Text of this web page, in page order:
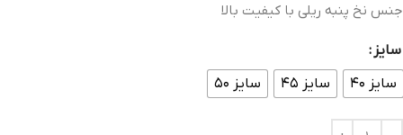
جنس نخ پنبه ریلی با کیفیت بالا
سایز
سایز ۴۰
سایز ۴۵ سایز ۵۰